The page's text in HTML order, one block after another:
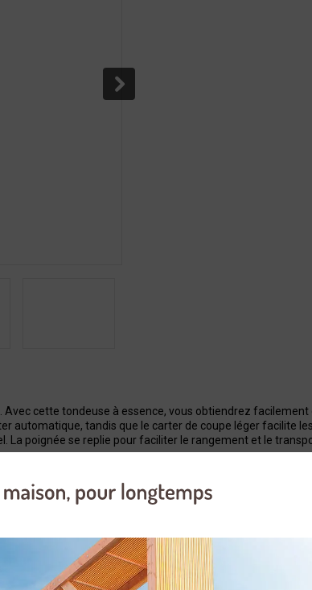
Avec cette tondeuse à essence, vous obtiendrez
automatique, tandis que le carter de coupe léger facilite
La poignée se replie pour faciliter le rangement et le
moyen le plus pratique pour démarrer votre